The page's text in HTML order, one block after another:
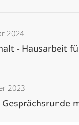
2024
- Hausarbeit
2023